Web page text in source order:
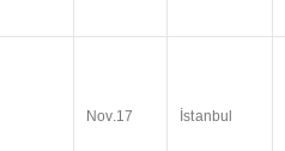
Nov.17 İstanbul